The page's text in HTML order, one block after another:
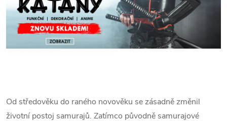
Od středověku do raného novověku se zásadně změnil
životní postoj samurajů. Zatímco původně samurajové